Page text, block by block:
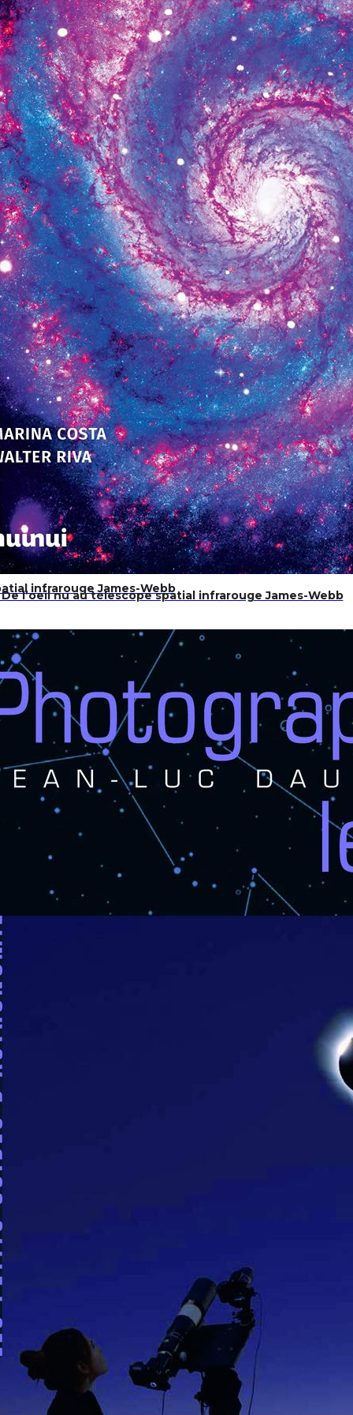
infrarouge James-Webb
De l’oeil nu au télescope spatial infrarouge James-Webb